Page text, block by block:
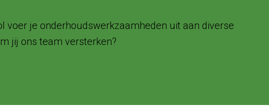
voer je onderhoudswerkzaamheden uit aan diverse
jij ons team versterken?